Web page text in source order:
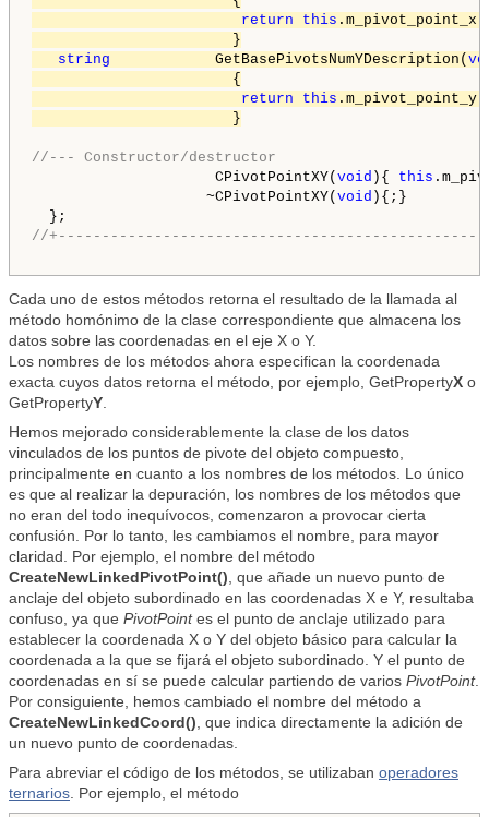
return
this
}
string GetBasePivotsNumYDescription(
{
return
this
}
//--- Constructor/destructor
CPivotPointXY( void ){ this
~CPivotPointXY( void ){;}
//
Cada uno de estos métodos retorna el resultado de la llamada al
método homónimo de la clase correspondiente que almacena los
datos sobre las coordenadas en el eje X o Y.
Los nombres de los métodos ahora especifican la coordenada
exacta cuyos datos retorna el método, por ejemplo, GetPropertyX o
GetPropertyY
Hemos mejorado considerablemente la clase de los datos
vinculados de los puntos de pivote del objeto compuesto,
principalmente en cuanto a los nombres de los métodos. Lo único
es que al realizar la depuración, los nombres de los métodos que
no eran del todo inequívocos, comenzaron a provocar cierta
confusión. Por lo tanto, les cambiamos el nombre, para mayor
claridad. Por ejemplo, el nombre del método
CreateNewLinkedPivotPoint() , que añade un nuevo punto de
anclaje del objeto subordinado en las coordenadas X e Y, resultaba
confuso, ya que PivotPointes el punto de anclaje utilizado para
establecer la coordenada X o Y del objeto básico para calcular la
coordenada a la que se fijará el objeto subordinado. Y el punto de
coordenadas en sí se puede calcular partiendo de varios PivotPoint.
Por consiguiente, hemos cambiado el nombre del método a
CreateNewLinkedCoord() , que indica directamente la adición de
un nuevo punto de coordenadas.
Para abreviar el código de los métodos, se utilizaban operadores
ternarios . Por ejemplo, el método